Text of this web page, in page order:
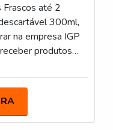
até 2
300ml,
na empresa IGP
produtos
destaque por um
DE
procura